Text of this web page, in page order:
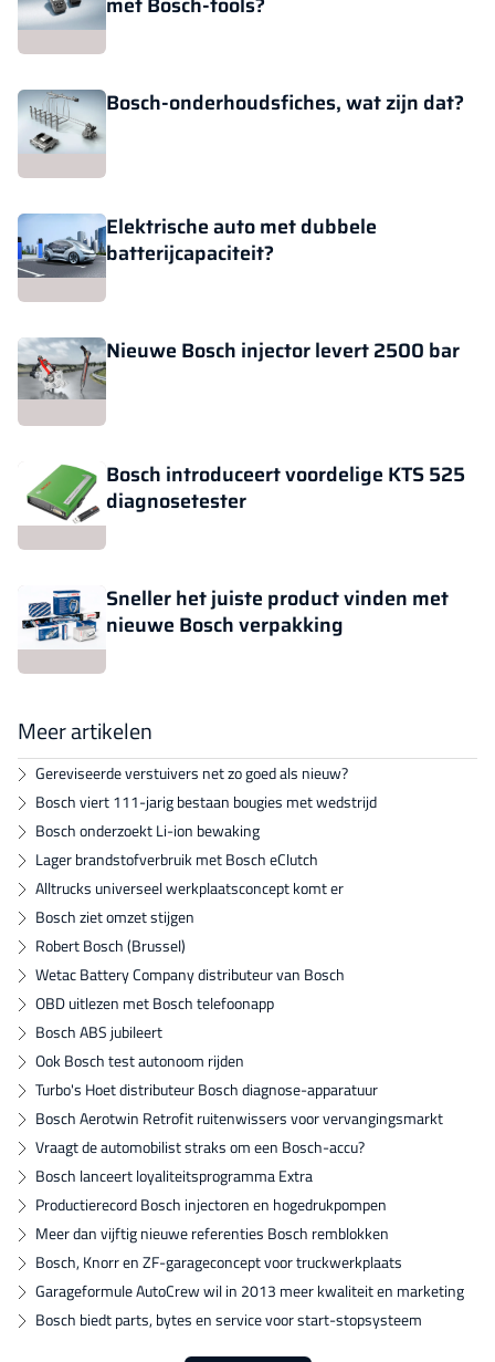
Bosch-onderhoudsfiches, wat zijn dat?
Elektrische auto met dubbele
batterijcapaciteit?
Nieuwe Bosch injector levert 2500 bar
Bosch introduceert voordelige KTS 525
diagnosetester
Sneller het juiste product vinden met
nieuwe Bosch verpakking
Meer artikelen
Gereviseerde verstuivers net zo goed als nieuw?
Bosch viert 111-jarig bestaan bougies met wedstrijd
Bosch onderzoekt Li-ion bewaking
Lager brandstofverbruik met Bosch eClutch
Alltrucks universeel werkplaatsconcept komt er
Bosch ziet omzet stijgen
Robert Bosch (Brussel)
Wetac Battery Company distributeur van Bosch
OBD uitlezen met Bosch telefoonapp
Bosch ABS jubileert
Ook Bosch test autonoom rijden
Turbo's Hoet distributeur Bosch diagnose-apparatuur
Bosch Aerotwin Retrofit ruitenwissers voor vervangingsmarkt
Vraagt de automobilist straks om een Bosch-accu?
Bosch lanceert loyaliteitsprogramma Extra
Productierecord Bosch injectoren en hogedrukpompen
Meer dan vijftig nieuwe referenties Bosch remblokken
Bosch, Knorr en ZF-garageconcept voor truckwerkplaats
Garageformule AutoCrew wil in 2013 meer kwaliteit en marketing
Bosch biedt parts, bytes en service voor start-stopsysteem